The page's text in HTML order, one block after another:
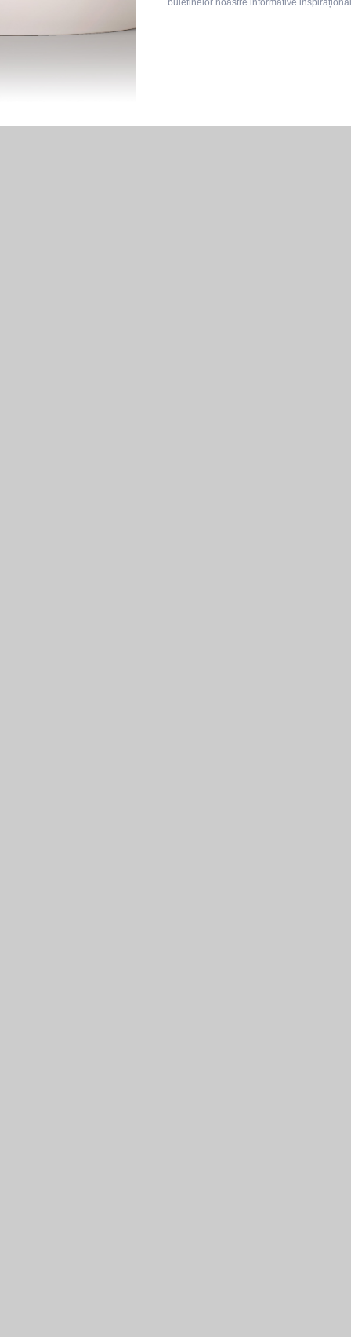
buletinelor noastre informative